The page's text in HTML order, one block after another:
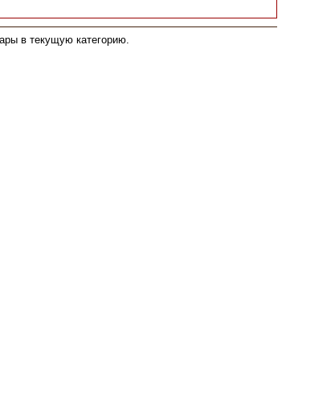
в текущую категорию.